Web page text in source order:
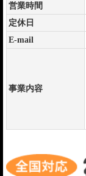
営業時間
定休日
E-mail
事業内容